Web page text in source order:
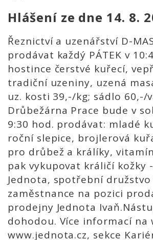
Hlášení ze dne 14. 8.
Řeznictví a uzenářství D-
prodávat každý PÁTEK v
hostince čerstvé kuřecí,
tradiční uzeniny, uzená
uz. kosti 39,-/kg; sádlo
Drůbežárna Prace bude v
9:30 hod. prodávat: mladé
roční slepice, brojlerová
pro drůbež a králíky,
pak vykupovat králičí kožky
Jednota, spotřební
zaměstnance na pozici
prodejny Jednota
dohodou. Více informací na
www.jednota.cz, sekce